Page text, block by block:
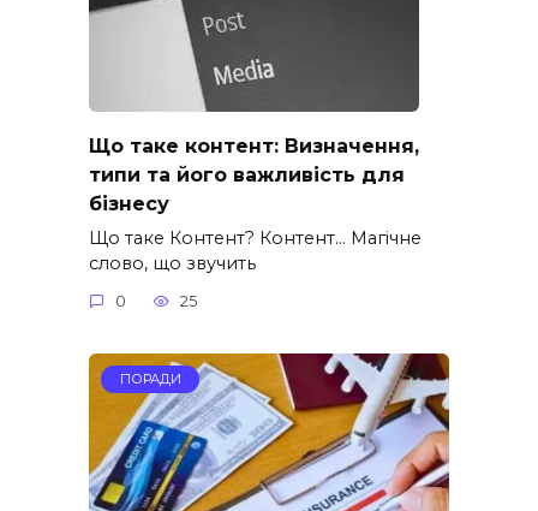
Що таке контент: Визначення,
типи та його важливість для
бізнесу
Що таке Контент? Контент… Магічне
слово, що звучить
0 25
ПОРАДИ